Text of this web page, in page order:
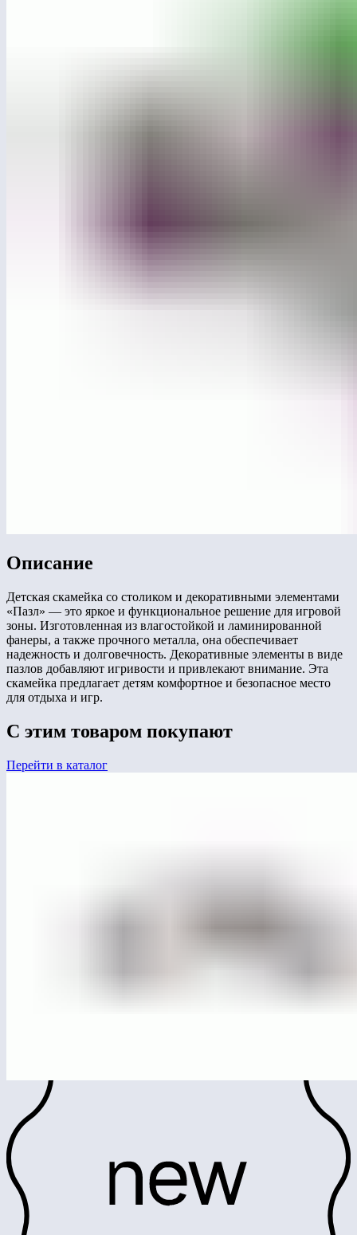
Описание
Детская скамейка со столиком и декоративными элементами
«Пазл» — это яркое и функциональное решение для игровой
зоны. Изготовленная из влагостойкой и ламинированной
фанеры, а также прочного металла, она обеспечивает
надежность и долговечность. Декоративные элементы в виде
пазлов добавляют игривости и привлекают внимание. Эта
скамейка предлагает детям комфортное и безопасное место
для отдыха и игр.
С этим товаром покупают
Перейти в каталог